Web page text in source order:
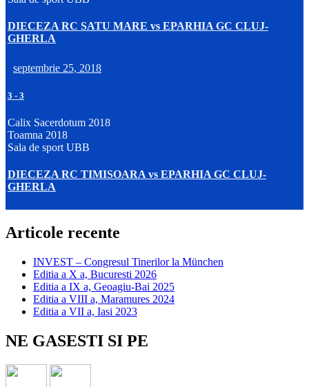
DIECEZA RC SATU MARE vs EPARHIA GC CLUJ-
GHERLA
septembrie 25, 2018
3 - 3
Calix Sacerdotum 2018
Toamna 2018
Sala de sport UBB
DIECEZA RC TIMISOARA vs EPARHIA GC CLUJ-
GHERLA
Articole recente
INVEST – Congresul Tinerilor la München
Editia a X a, Bucuresti 2026
Editia a IX a, Geoagiu-Bai 2025
Editia a VIII a, Maramures 2024
Editia a VII a, Iasi 2023
NE GASESTI SI PE